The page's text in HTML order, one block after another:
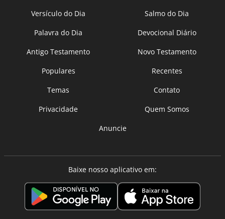
Versículo do Dia
Salmo do Dia
Palavra do Dia
Devocional Diário
Antigo Testamento
Novo Testamento
Populares
Recentes
Temas
Contato
Privacidade
Quem Somos
Anuncie
Baixe nosso aplicativo em: